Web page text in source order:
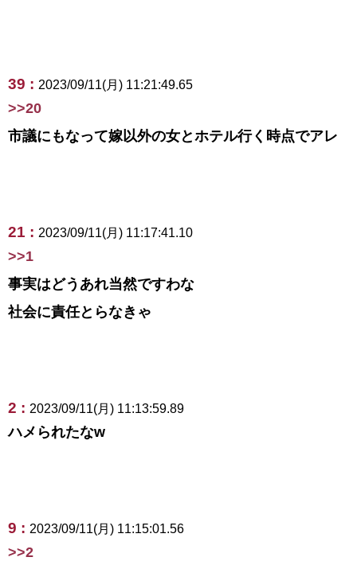
39 : 2023/09/11(月) 11:21:49.65
>>20
市議にもなって嫁以外の女とホテル行く時点でアレ
21 : 2023/09/11(月) 11:17:41.10
>>1
事実はどうあれ当然ですわな
社会に責任とらなきゃ
2 : 2023/09/11(月) 11:13:59.89
ハメられたなw
9 : 2023/09/11(月) 11:15:01.56
>>2